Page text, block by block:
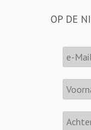
OP DE